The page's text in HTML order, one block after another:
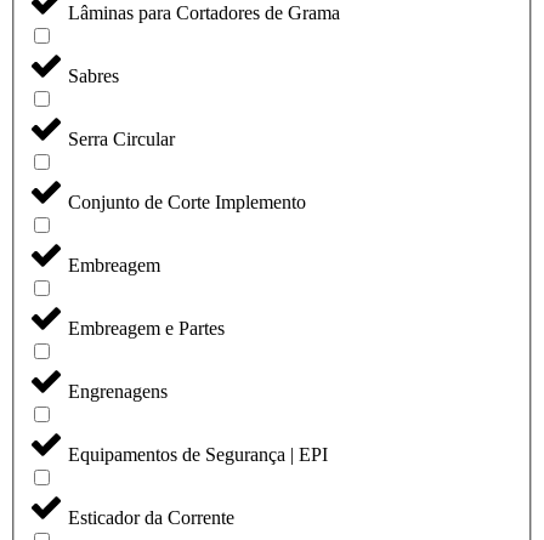
Lâminas para Cortadores de Grama
Sabres
Serra Circular
Conjunto de Corte Implemento
Embreagem
Embreagem e Partes
Engrenagens
Equipamentos de Segurança | EPI
Esticador da Corrente